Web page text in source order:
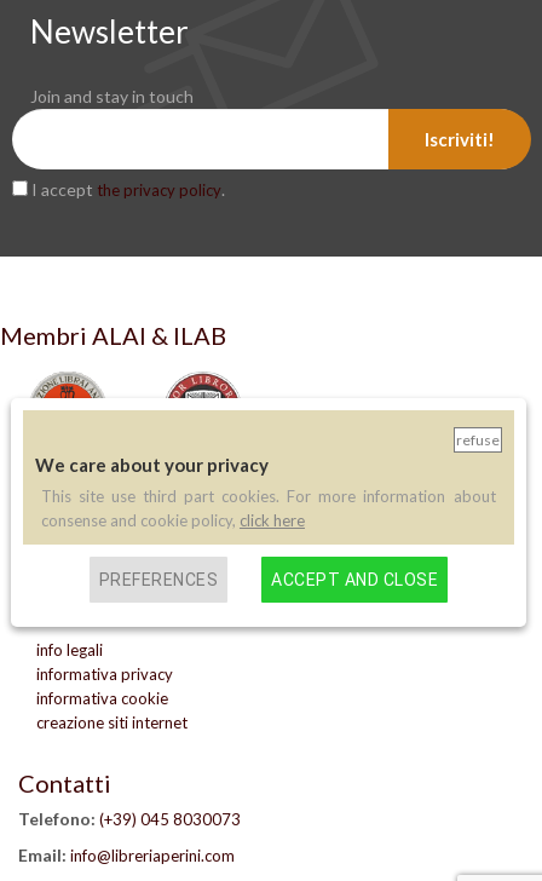
Newsletter
Join and stay in touch
Iscriviti!
I accept the privacy policy.
Membri ALAI & ILAB
LIBRERIA ANTIQUARIA PERINI
via A.Sciesa 11
37122 Verona
P.IVA: IT 02713140230
info legali
informativa privacy
informativa cookie
creazione siti internet
Contatti
Telefono: (+39) 045 8030073
Email: info@libreriaperini.com
refuse
We care about your privacy
This site use third part cookies. For more information about
consense and cookie policy, click here
PREFERENCES ACCEPT AND CLOSE